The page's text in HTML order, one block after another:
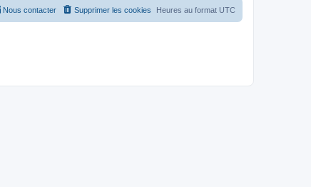
Heures au format UTC
Supprimer les cookies
Nous contacter